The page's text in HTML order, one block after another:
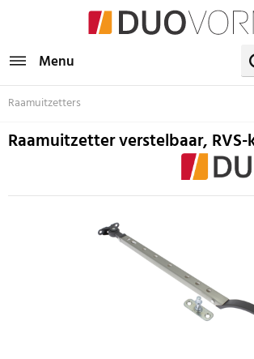
Menu
Raamuitzetters
Raamuitzetter verstelbaar,